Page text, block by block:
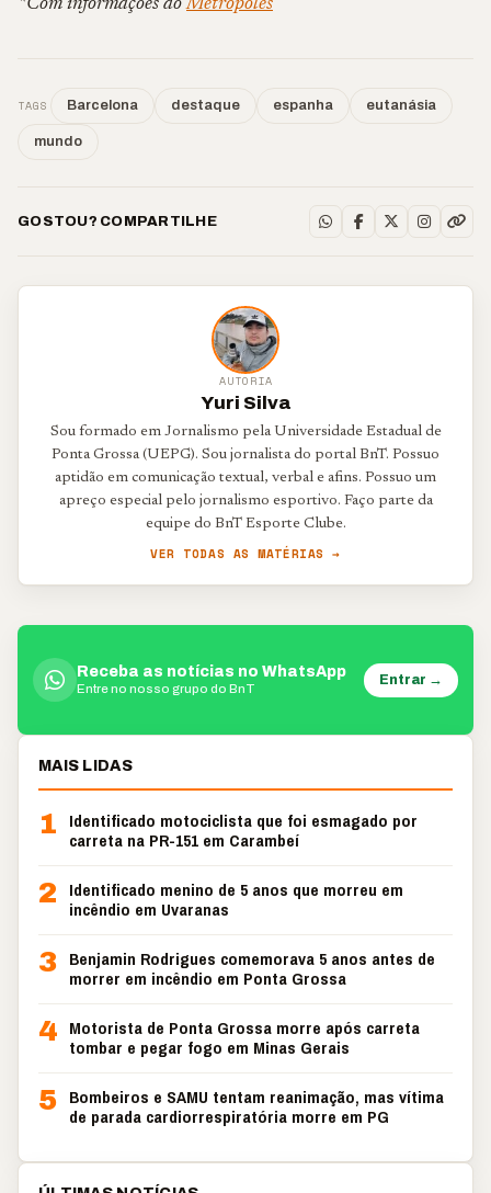
*Com informações doMetrópoles
TAGS Barcelona destaque espanha eutanásia
mundo
GOSTOU? COMPARTILHE
AUTORIA
Yuri Silva
Sou formado em Jornalismo pela Universidade Estadual de
Ponta Grossa (UEPG). Sou jornalista do portal BnT. Possuo
aptidão em comunicação textual, verbal e afins. Possuo um
apreço especial pelo jornalismo esportivo. Faço parte da
equipe do BnT Esporte Clube.
VER TODAS AS MATÉRIAS →
Receba as notícias no WhatsApp
Entre no nosso grupo do BnT
Entrar →
MAIS LIDAS
1
Identificado motociclista que foi esmagado por
carreta na PR-151 em Carambeí
2
Identificado menino de 5 anos que morreu em
incêndio em Uvaranas
3 Benjamin Rodrigues comemorava 5 anos antes de
morrer em incêndio em Ponta Grossa
4 Motorista de Ponta Grossa morre após carreta
tombar e pegar fogo em Minas Gerais
5 Bombeiros e SAMU tentam reanimação, mas vítima
de parada cardiorrespiratória morre em PG